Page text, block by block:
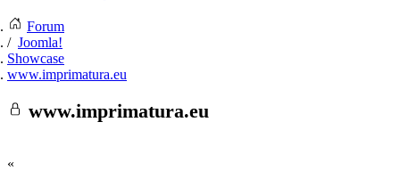
Forum
Joomla!
Showcase
www.imprimatura.eu
www.imprimatura.eu
«